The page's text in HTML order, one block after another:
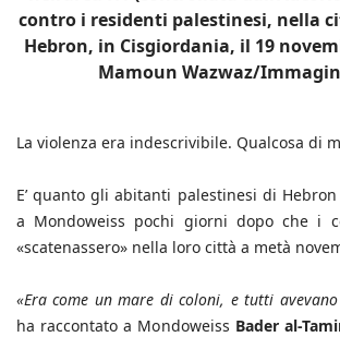
contro i residenti palestinesi, nella
Hebron, in Cisgiordania, il 19
Mamoun Wazwaz/
La violenza era indescrivibile. Qualcosa di
E’ quanto gli abitanti palestinesi di
a Mondoweiss pochi giorni dopo che i
«scatenassero» nella loro città a metà
«Era come un mare di coloni, e tutti avevano
ha raccontato a Mondoweiss Bader al-